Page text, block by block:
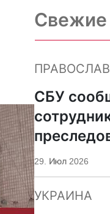
Свежие
СБУ
ПЦУ
29. Июл 2026
УКРАИНА